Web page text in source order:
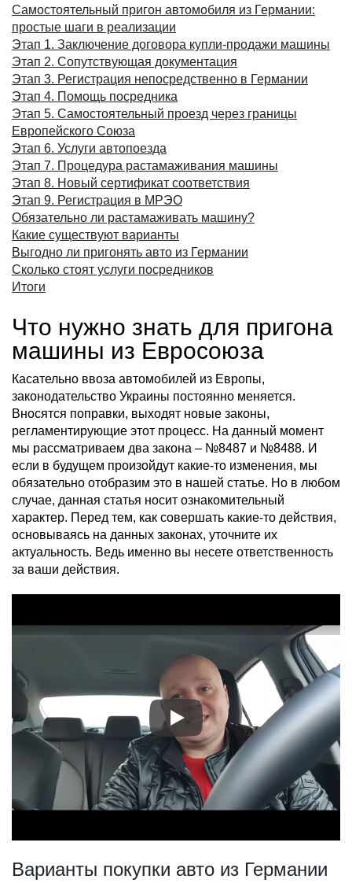
Самостоятельный пригон автомобиля из Германии:
простые шаги в реализации
Этап 1. Заключение договора купли-продажи машины
Этап 2. Сопутствующая документация
Этап 3. Регистрация непосредственно в Германии
Этап 4. Помощь посредника
Этап 5. Самостоятельный проезд через границы
Европейского Союза
Этап 6. Услуги автопоезда
Этап 7. Процедура растамаживания машины
Этап 8. Новый сертификат соответствия
Этап 9. Регистрация в МРЭО
Обязательно ли растамаживать машину?
Какие существуют варианты
Выгодно ли пригонять авто из Германии
Сколько стоят услуги посредников
Итоги
Что нужно знать для пригона
машины из Евросоюза
Касательно ввоза автомобилей из Европы,
законодательство Украины постоянно меняется.
Вносятся поправки, выходят новые законы,
регламентирующие этот процесс. На данный момент
мы рассматриваем два закона – №8487 и №8488. И
если в будущем произойдут какие-то изменения, мы
обязательно отобразим это в нашей статье. Но в любом
случае, данная статья носит ознакомительный
характер. Перед тем, как совершать какие-то действия,
основываясь на данных законах, уточните их
актуальность. Ведь именно вы несете ответственность
за ваши действия.
Варианты покупки авто из Германии